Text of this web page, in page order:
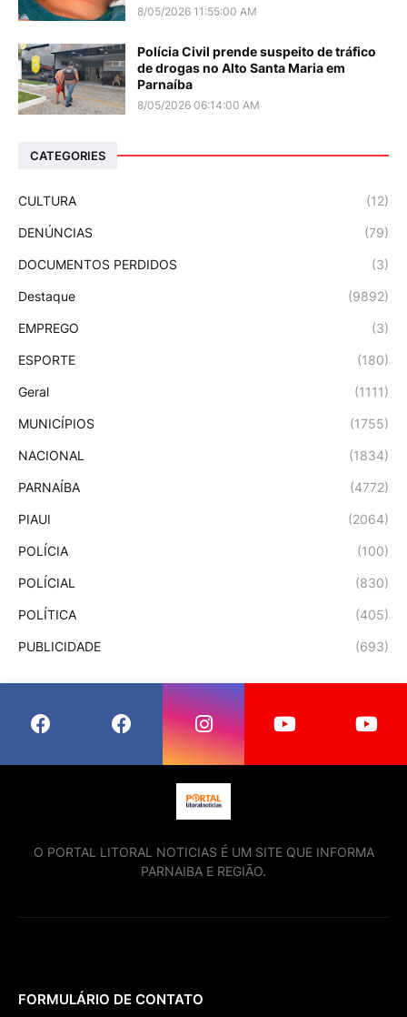
8/05/2026 11:55:00 AM
Polícia Civil prende suspeito de tráfico
de drogas no Alto Santa Maria em
Parnaíba
8/05/2026 06:14:00 AM
CATEGORIES
CULTURA (12)
DENÚNCIAS (79)
DOCUMENTOS PERDIDOS (3)
Destaque (9892)
EMPREGO (3)
ESPORTE (180)
Geral (1111)
MUNICÍPIOS (1755)
NACIONAL (1834)
PARNAÍBA (4772)
PIAUI (2064)
POLÍCIA (100)
POLÍCIAL (830)
POLÍTICA (405)
PUBLICIDADE (693)
O PORTAL LITORAL NOTICIAS É UM SITE QUE INFORMA
PARNAIBA E REGIÃO.
FORMULÁRIO DE CONTATO